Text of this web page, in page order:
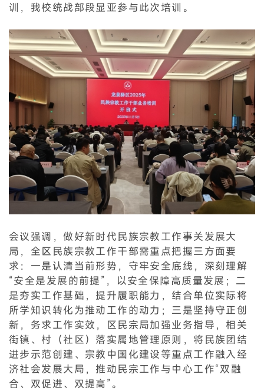
训，我校统战部段显亚参与此次培训。
会议强调，做好新时代民族宗教工作事关发展大
局，全区民族宗教工作干部需重点把握三方面要
求：一是认清当前形势，守牢安全底线，深刻理解
“安全是发展的前提”，以安全保障高质量发展；二
是夯实工作基础，提升履职能力，结合单位实际将
所学知识转化为推动工作的动力；三是坚持守正创
新，务求工作实效，区民宗局加强业务指导，相关
街镇、村（社区）落实属地管理原则，将民族团结
进步示范创建、宗教中国化建设等重点工作融入经
济社会发展大局，推动民宗工作与中心工作“双融
合、双促进、双提高”。